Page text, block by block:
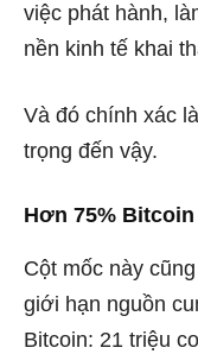
việc phát hành,
nền kinh tế khai
Và đó chính xác
trọng đến vậy.
Hơn 75%
Cột mốc này
giới hạn nguồn
Bitcoin: 21 triệu